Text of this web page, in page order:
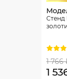
Стенд
1 766
1